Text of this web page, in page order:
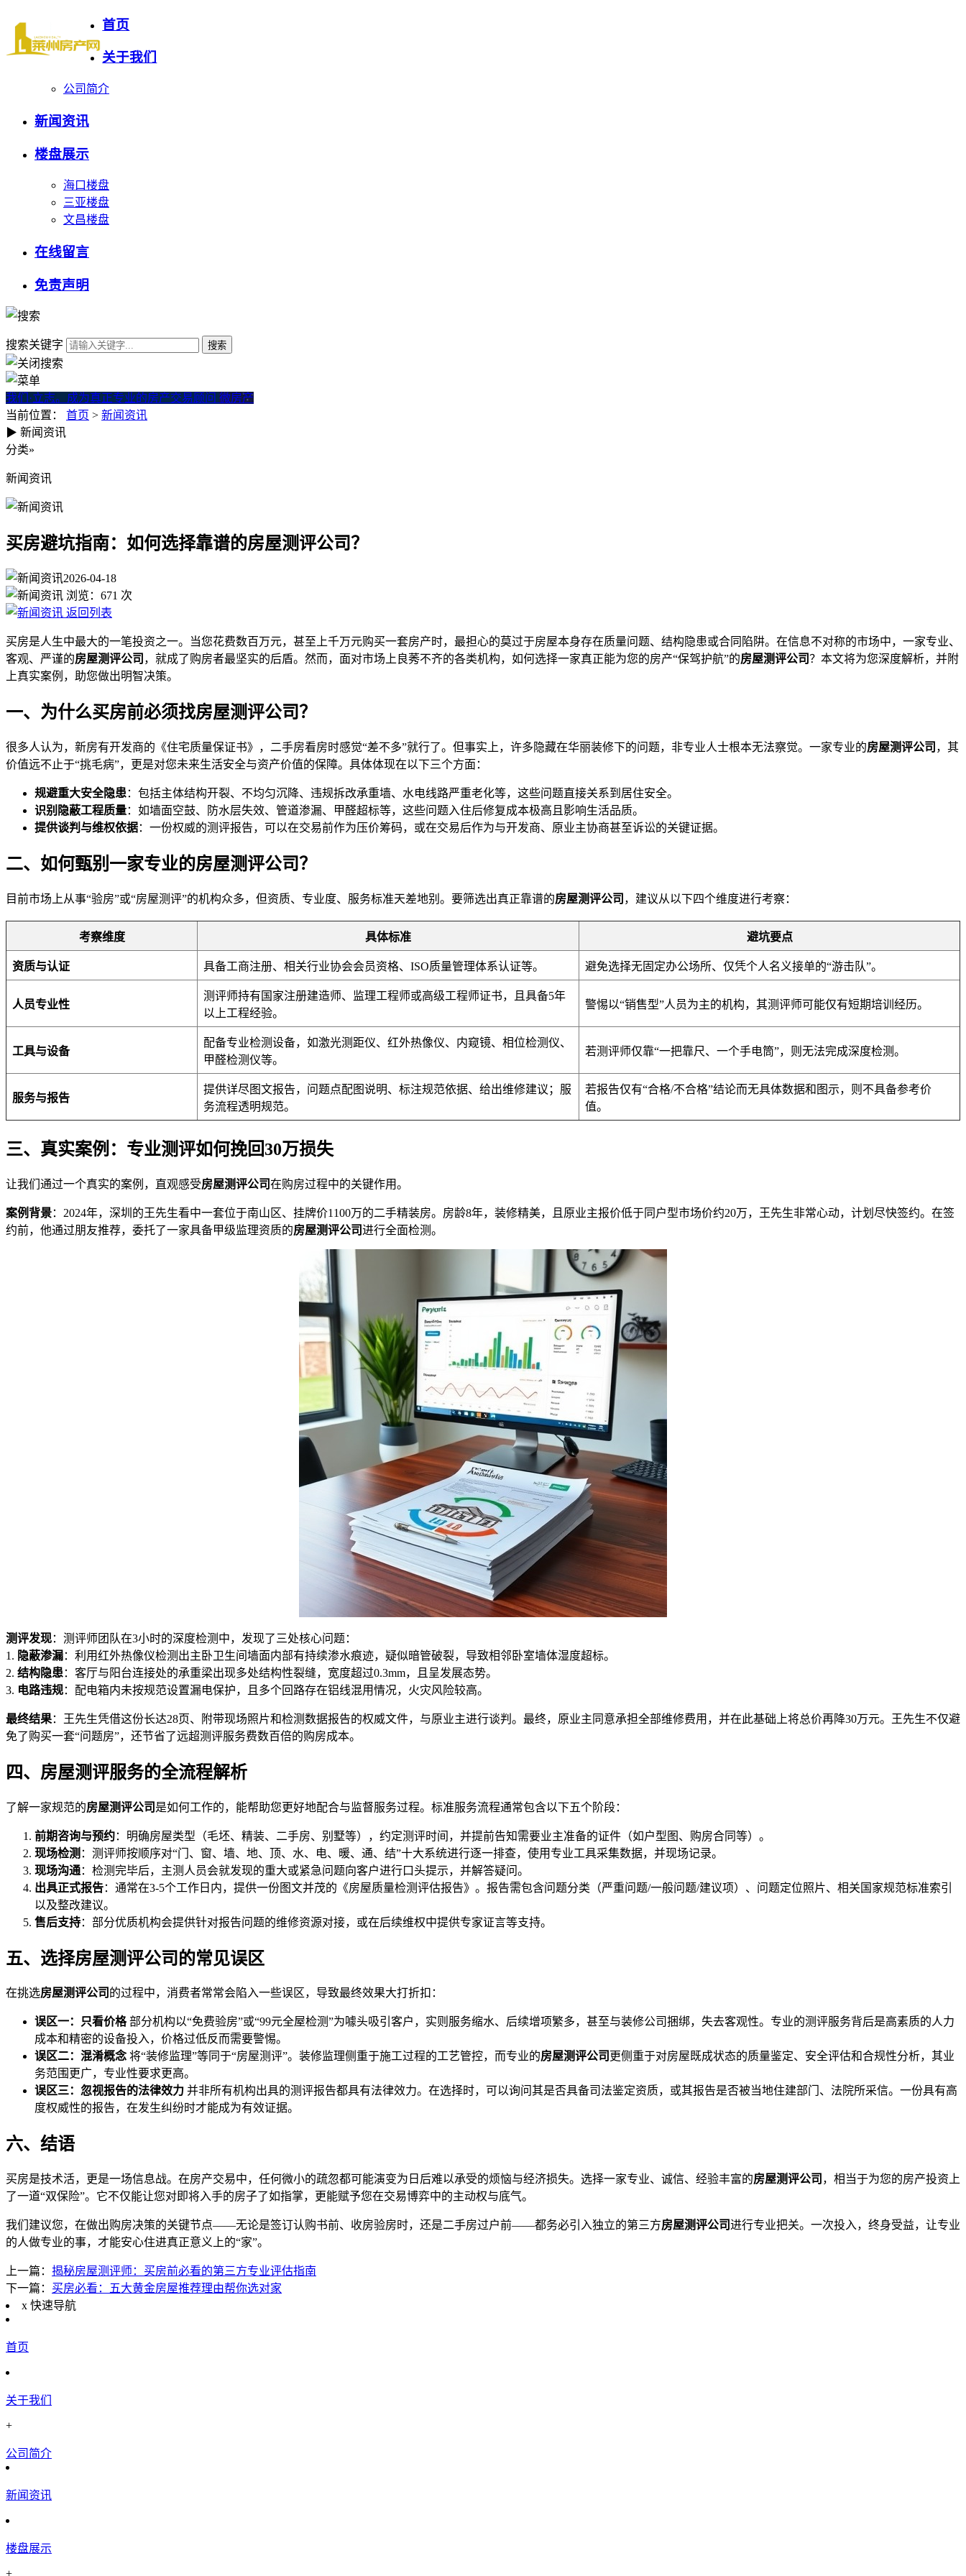
首页
关于我们
公司简介
新闻资讯
楼盘展示
海口楼盘
三亚楼盘
文昌楼盘
在线留言
免责声明
搜索关键字
我们·立志。成为真正专业的房产交易顾问 微房产
当前位置： 首页 > 新闻资讯
买房避坑指南：如何选择靠谱的房屋测评公司？
▶ 新闻资讯
分类»
新闻资讯
买房避坑指南：如何选择靠谱的房屋测评公司？
2026-04-18
浏览： 671 次
返回列表
买房是人生中最大的一笔投资之一。当您花费数百万元，甚至上千万元购买一套房产时，最担心的莫过于房屋本身存在质量问题、结构隐患或合同陷阱。在信息不对称的市场中，一家专业、
客观、严谨的房屋测评公司 ，就成了购房者最坚实的后盾。然而，面对市场上良莠不齐的各类机构，如何选择一家真正能为您的房产“保驾护航”的房屋测评公司？本文将为您深度解析，并附
上真实案例，助您做出明智决策。
一、为什么买房前必须找房屋测评公司？
很多人认为，新房有开发商的《住宅质量保证书》，二手房看房时感觉“差不多”就行了。但事实上，许多隐藏在华丽装修下的问题，非专业人士根本无法察觉。一家专业的房屋测评公司 ，其
价值远不止于“挑毛病”，更是对您未来生活安全与资产价值的保障。具体体现在以下三个方面：
规避重大安全隐患 ：包括主体结构开裂、不均匀沉降、违规拆改承重墙、水电线路严重老化等，这些问题直接关系到居住安全。
识别隐蔽工程质量：如墙面空鼓、防水层失效、管道渗漏、甲醛超标等，这些问题入住后修复成本极高且影响生活品质。
提供谈判与维权依据：一份权威的测评报告，可以在交易前作为压价筹码，或在交易后作为与开发商、原业主协商甚至诉讼的关键证据。
二、如何甄别一家专业的房屋测评公司？
目前市场上从事“验房”或“房屋测评”的机构众多，但资质、专业度、服务标准天差地别。要筛选出真正靠谱的房屋测评公司 ，建议从以下四个维度进行考察：
考察维度 具体标准 避坑要点
资质与认证 具备工商注册、相关行业协会会员资格、ISO质量管理体系认证等。 避免选择无固定办公场所、仅凭个人名义接单的“游击队”。
人员专业性
测评师持有国家注册建造师、监理工程师或高级工程师证书，且具备5年
以上工程经验。
警惕以“销售型”人员为主的机构，其测评师可能仅有短期培训经历。
工具与设备
配备专业检测设备，如激光测距仪、红外热像仪、内窥镜、相位检测仪、
甲醛检测仪等。
若测评师仅靠“一把靠尺、一个手电筒”，则无法完成深度检测。
服务与报告
提供详尽图文报告，问题点配图说明、标注规范依据、给出维修建议；服
务流程透明规范。
若报告仅有“合格/不合格”结论而无具体数据和图示，则不具备参考价
值。
三、真实案例：专业测评如何挽回30万损失
让我们通过一个真实的案例，直观感受房屋测评公司在购房过程中的关键作用。
案例背景：2024年，深圳的王先生看中一套位于南山区、挂牌价1100万的二手精装房。房龄8年，装修精美，且原业主报价低于同户型市场价约20万，王先生非常心动，计划尽快签约。在签
约前，他通过朋友推荐，委托了一家具备甲级监理资质的房屋测评公司进行全面检测。
测评发现：测评师团队在3小时的深度检测中，发现了三处核心问题：
1. 隐蔽渗漏：利用红外热像仪检测出主卧卫生间墙面内部有持续渗水痕迹，疑似暗管破裂，导致相邻卧室墙体湿度超标。
2. 结构隐患 ：客厅与阳台连接处的承重梁出现多处结构性裂缝，宽度超过0.3mm，且呈发展态势。
3. 电路违规：配电箱内未按规范设置漏电保护，且多个回路存在铝线混用情况，火灾风险较高。
最终结果：王先生凭借这份长达28页、附带现场照片和检测数据报告的权威文件，与原业主进行谈判。最终，原业主同意承担全部维修费用，并在此基础上将总价再降30万元。王先生不仅避
免了购买一套“问题房”，还节省了远超测评服务费数百倍的购房成本。
四、房屋测评服务的全流程解析
了解一家规范的房屋测评公司 是如何工作的，能帮助您更好地配合与监督服务过程。标准服务流程通常包含以下五个阶段：
前期咨询与预约：明确房屋类型（毛坯、精装、二手房、别墅等），约定测评时间，并提前告知需要业主准备的证件（如户型图、购房合同等）。
现场检测 ：测评师按顺序对“门、窗、墙、地、顶、水、电、暖、通、结”十大系统进行逐一排查，使用专业工具采集数据，并现场记录。
现场沟通：检测完毕后，主测人员会就发现的重大或紧急问题向客户进行口头提示，并解答疑问。
出具正式报告：通常在3-5个工作日内，提供一份图文并茂的《房屋质量检测评估报告》。报告需包含问题分类（严重问题/一般问题/建议项）、问题定位照片、相关国家规范标准索引
以及整改建议。
售后支持：部分优质机构会提供针对报告问题的维修资源对接，或在后续维权中提供专家证言等支持。
五、选择房屋测评公司的常见误区
在挑选房屋测评公司 的过程中，消费者常常会陷入一些误区，导致最终效果大打折扣：
误区一：只看价格部分机构以“免费验房”或“99元全屋检测”为噱头吸引客户，实则服务缩水、后续增项繁多，甚至与装修公司捆绑，失去客观性。专业的测评服务背后是高素质的人力
成本和精密的设备投入，价格过低反而需要警惕。
误区二：混淆概念将“装修监理”等同于“房屋测评”。装修监理侧重于施工过程的工艺管控，而专业的房屋测评公司 更侧重于对房屋既成状态的质量鉴定、安全评估和合规性分析，其业
务范围更广，专业性要求更高。
误区三：忽视报告的法律效力 并非所有机构出具的测评报告都具有法律效力。在选择时，可以询问其是否具备司法鉴定资质，或其报告是否被当地住建部门、法院所采信。一份具有高
度权威性的报告，在发生纠纷时才能成为有效证据。
六、结语
买房是技术活，更是一场信息战。在房产交易中，任何微小的疏忽都可能演变为日后难以承受的烦恼与经济损失。选择一家专业、诚信、经验丰富的房屋测评公司 ，相当于为您的房产投资上
了一道“双保险”。它不仅能让您对即将入手的房子了如指掌，更能赋予您在交易博弈中的主动权与底气。
我们建议您，在做出购房决策的关键节点——无论是签订认购书前、收房验房时，还是二手房过户前——都务必引入独立的第三方房屋测评公司进行专业把关。一次投入，终身受益，让专业
的人做专业的事，才能安心住进真正意义上的“家”。
上一篇： 揭秘房屋测评师：买房前必看的第三方专业评估指南
下一篇： 买房必看：五大黄金房屋推荐理由帮你选对家
x 快速导航
首页
关于我们
+
公司简介
新闻资讯
楼盘展示